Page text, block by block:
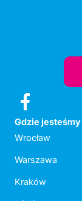
Gdzie jesteśmy
Wrocław
Warszawa
Kraków